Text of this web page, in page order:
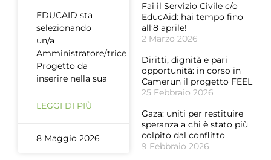
EDUCAID sta
selezionando
un/a
Amministratore/trice
Progetto da
inserire nella sua
LEGGI DI PIÙ
8 Maggio 2026
Fai il Servizio Civile c/o
EducAid: hai tempo fino
all’8 aprile!
2 Marzo 2026
Diritti, dignità e pari
opportunità: in corso in
Camerun il progetto FEEL
25 Febbraio 2026
Gaza: uniti per restituire
speranza a chi è stato più
colpito dal conflitto
9 Febbraio 2026